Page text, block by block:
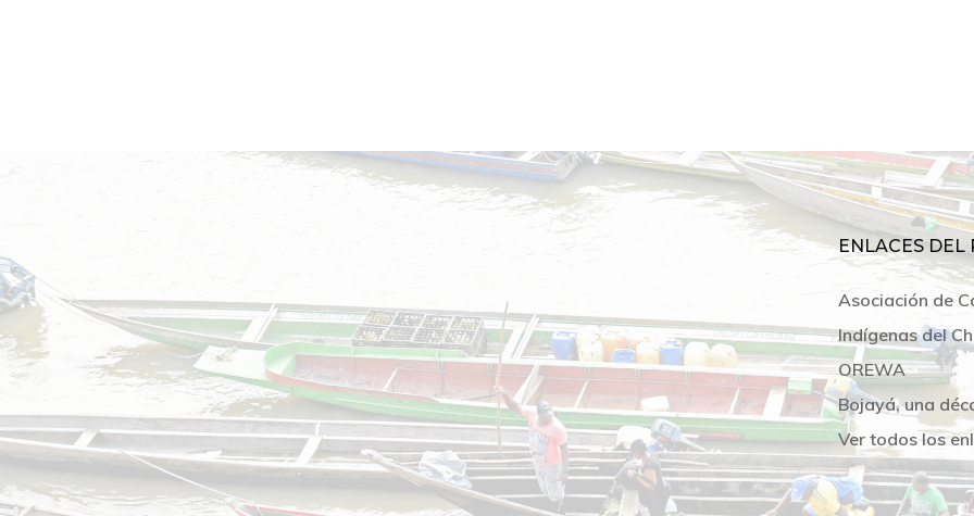
ENLACES DEL
Asociación de
Indígenas del
OREWA
Bojayá, una
Ver todos los